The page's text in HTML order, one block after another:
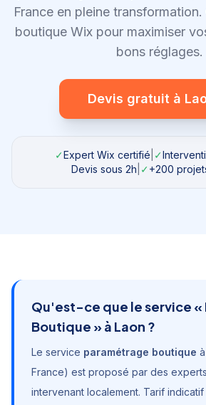
France en pleine transformation.
boutique Wix pour maximiser
bons réglages.
Devis gratuit à
✓Expert Wix certifié ✓
Devis sous 2h ✓+200
Qu'est-ce que le service «
Boutique » à Laon ?
Le service paramétrage boutique à
France) est proposé par des
intervenant localement. Tarif indicatif